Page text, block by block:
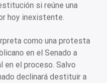
si reúne una
hoy inexistente.
como una protesta
en el Senado a
en el proceso. Salvo
declinará destituir a